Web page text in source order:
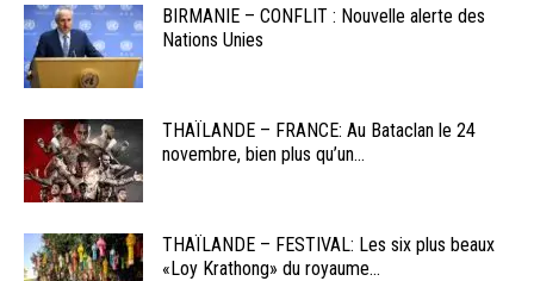
BIRMANIE – CONFLIT : Nouvelle alerte des
Nations Unies
THAÏLANDE – FRANCE: Au Bataclan le 24
novembre, bien plus qu’un...
THAÏLANDE – FESTIVAL: Les six plus beaux
«Loy Krathong» du royaume...